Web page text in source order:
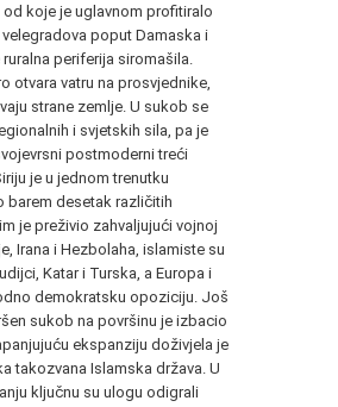
koje je uglavnom profitiralo
poput Damaska i
periferija siromašila.
otvara vatru na prosvjednike,
strane zemlje. U sukob se
i svjetskih sila, pa je
postmoderni treći
je u jednom trenutku
barem desetak različitih
je preživio zahvaljujući vojnoj
Irana i Hezbolaha, islamiste su
Katar i Turska, a Europa i
demokratsku opoziciju. Još
sukob na površinu je izbacio
ekspanziju doživjela je
takozvana Islamska država. U
ključnu su ulogu odigrali